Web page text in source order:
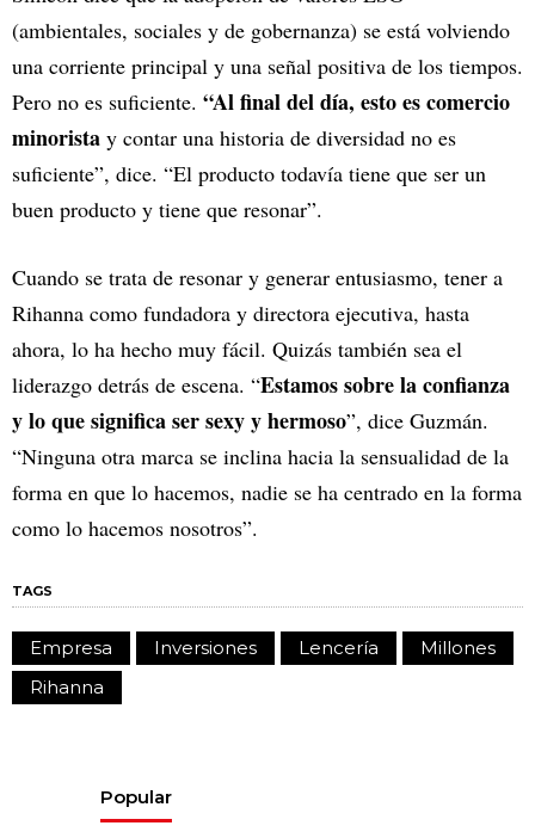
(ambientales, sociales y de gobernanza) se está volviendo
una corriente principal y una señal positiva de los tiempos.
Pero no es suficiente. “Al final del día, esto es comercio
minorista y contar una historia de diversidad no es
suficiente”, dice. “El producto todavía tiene que ser un
buen producto y tiene que resonar”.
Cuando se trata de resonar y generar entusiasmo, tener a
Rihanna como fundadora y directora ejecutiva, hasta
ahora, lo ha hecho muy fácil. Quizás también sea el
liderazgo detrás de escena. “Estamos sobre la confianza
y lo que significa ser sexy y hermoso”, dice Guzmán.
“Ninguna otra marca se inclina hacia la sensualidad de la
forma en que lo hacemos, nadie se ha centrado en la forma
como lo hacemos nosotros”.
TAGS
Empresa Inversiones Lencería
Millones
Rihanna
Popular